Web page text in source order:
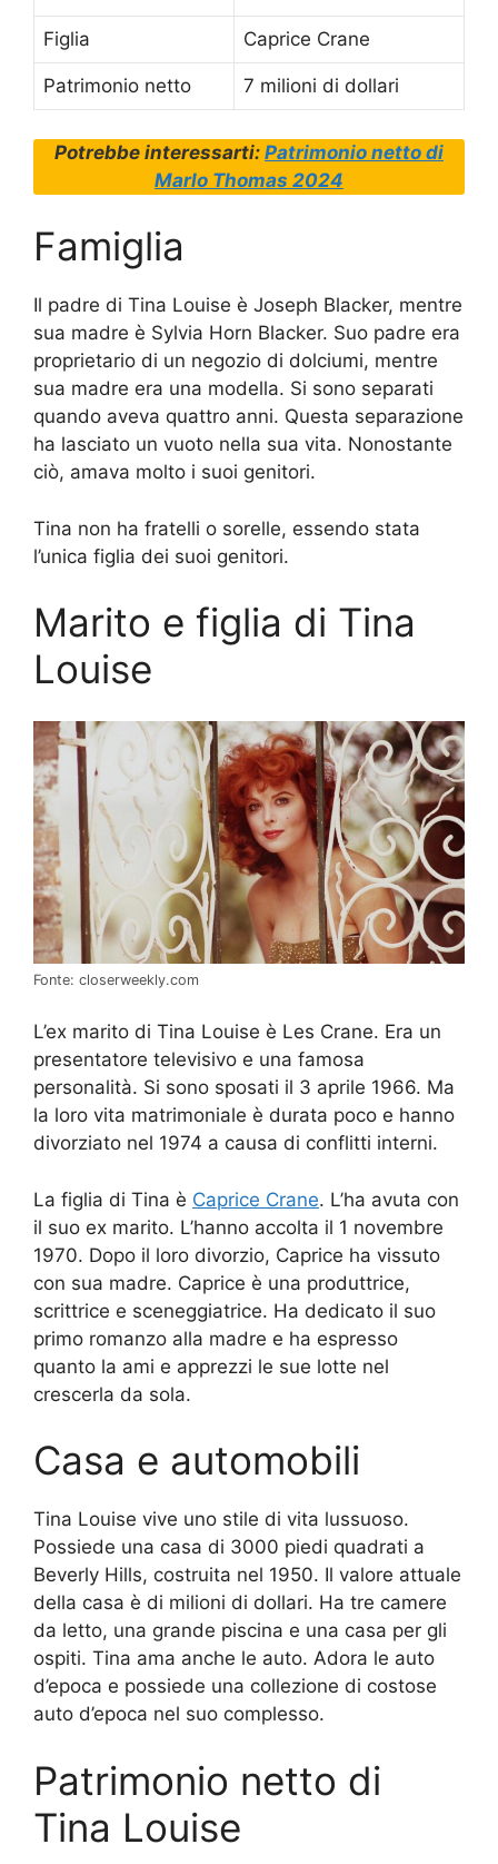
Figlia Caprice Crane
Patrimonio netto 7 milioni di dollari
Potrebbe interessarti: Patrimonio netto di
Marlo Thomas 2024
Famiglia
Il padre di Tina Louise è Joseph Blacker, mentre
sua madre è Sylvia Horn Blacker. Suo padre era
proprietario di un negozio di dolciumi, mentre
sua madre era una modella. Si sono separati
quando aveva quattro anni. Questa separazione
ha lasciato un vuoto nella sua vita. Nonostante
ciò, amava molto i suoi genitori.
Tina non ha fratelli o sorelle, essendo stata
l’unica figlia dei suoi genitori.
Marito e figlia di Tina
Louise
Fonte: closerweekly.com
L’ex marito di Tina Louise è Les Crane. Era un
presentatore televisivo e una famosa
personalità. Si sono sposati il 3 aprile 1966. Ma
la loro vita matrimoniale è durata poco e hanno
divorziato nel 1974 a causa di conflitti interni.
La figlia di Tina è Caprice Crane. L’ha avuta con
il suo ex marito. L’hanno accolta il 1 novembre
1970. Dopo il loro divorzio, Caprice ha vissuto
con sua madre. Caprice è una produttrice,
scrittrice e sceneggiatrice. Ha dedicato il suo
primo romanzo alla madre e ha espresso
quanto la ami e apprezzi le sue lotte nel
crescerla da sola.
Casa e automobili
Tina Louise vive uno stile di vita lussuoso.
Possiede una casa di 3000 piedi quadrati a
Beverly Hills, costruita nel 1950. Il valore attuale
della casa è di milioni di dollari. Ha tre camere
da letto, una grande piscina e una casa per gli
ospiti. Tina ama anche le auto. Adora le auto
d’epoca e possiede una collezione di costose
auto d’epoca nel suo complesso.
Patrimonio netto di
Tina Louise